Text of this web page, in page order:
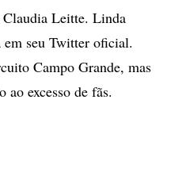
Leitte. Linda
em seu Twitter oficial.
Campo Grande, mas
ao excesso de fãs.